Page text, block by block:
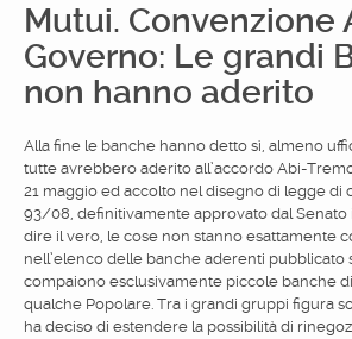
Mutui. Convenzione
Governo: Le grandi
non hanno aderito
Alla fine le banche hanno detto sì, almeno
tutte avrebbero aderito all’accordo Abi-
21 maggio ed accolto nel disegno di legge di
93/08, definitivamente approvato dal Senato
dire il vero, le cose non stanno esattamente
nell’elenco delle banche aderenti pubblicato
compaiono esclusivamente piccole banche
qualche Popolare. Tra i grandi gruppi figura
ha deciso di estendere la possibilità di